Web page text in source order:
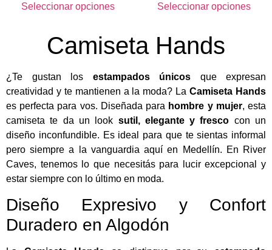
Seleccionar opciones Seleccionar opciones
Camiseta Hands
¿Te gustan los estampados únicos que expresan
creatividad y te mantienen a la moda? LaCamiseta Hands
es perfecta para vos. Diseñada para hombre y mujer, esta
camiseta te da un look sutil, elegante y fresco con un
diseño inconfundible. Es ideal para que te sientas informal
pero siempre a la vanguardia aquí en Medellín. En River
Caves, tenemos lo que necesitás para lucir excepcional y
estar siempre con lo último en moda.
Diseño Expresivo y Confort
Duradero en Algodón